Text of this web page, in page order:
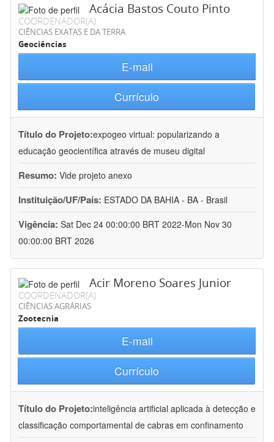
Acácia Bastos Couto Pinto
COORDENADOR(A)
CIÊNCIAS EXATAS E DA TERRA
Geociências
E-mail
Currículo
Título do Projeto:expogeo virtual: popularizando a
educação geocientífica através de museu digital
Resumo: Vide projeto anexo
Instituição/UF/País: ESTADO DA BAHIA - BA - Brasil
Vigência: Sat Dec 24 00:00:00 BRT 2022-Mon Nov 30
00:00:00 BRT 2026
Acir Moreno Soares Junior
COORDENADOR(A)
CIÊNCIAS AGRÁRIAS
Zootecnia
E-mail
Currículo
Título do Projeto:inteligência artificial aplicada à detecção e
classificação comportamental de cabras em confinamento